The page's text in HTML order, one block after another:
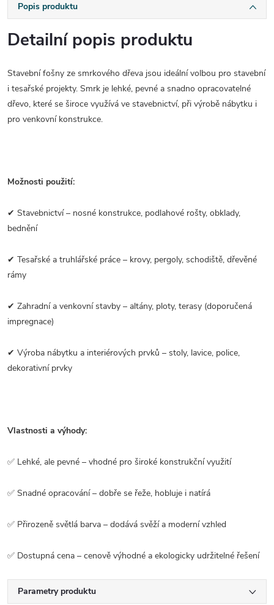
Popis produktu
Detailní popis produktu
Stavební fošny ze smrkového dřeva jsou ideální volbou pro stavební
i tesařské projekty. Smrk je lehké, pevné a snadno opracovatelné
dřevo, které se široce využívá ve stavebnictví, při výrobě nábytku i
pro venkovní konstrukce.
Možnosti použití:
✔ Stavebnictví – nosné konstrukce, podlahové rošty, obklady,
bednění
✔ Tesařské a truhlářské práce – krovy, pergoly, schodiště, dřevěné
rámy
✔ Zahradní a venkovní stavby – altány, ploty, terasy (doporučená
impregnace)
✔ Výroba nábytku a interiérových prvků – stoly, lavice, police,
dekorativní prvky
Vlastnosti a výhody:
✅ Lehké, ale pevné – vhodné pro široké konstrukční využití
✅ Snadné opracování – dobře se řeže, hobluje i natírá
✅ Přirozeně světlá barva – dodává svěží a moderní vzhled
✅ Dostupná cena – cenově výhodné a ekologicky udržitelné řešení
Parametry produktu